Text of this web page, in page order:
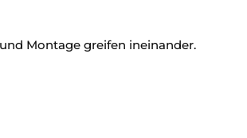
Montage greifen ineinander.